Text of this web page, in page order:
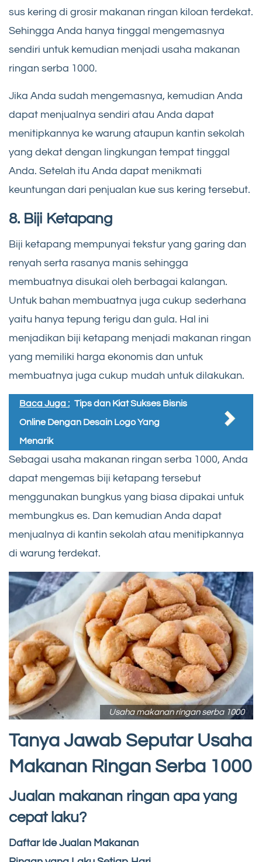
sus kering di grosir makanan ringan kiloan terdekat.
Sehingga Anda hanya tinggal mengemasnya
sendiri untuk kemudian menjadi usaha makanan
ringan serba 1000.
Jika Anda sudah mengemasnya, kemudian Anda
dapat menjualnya sendiri atau Anda dapat
menitipkannya ke warung ataupun kantin sekolah
yang dekat dengan lingkungan tempat tinggal
Anda. Setelah itu Anda dapat menikmati
keuntungan dari penjualan kue sus kering tersebut.
8. Biji Ketapang
Biji ketapang mempunyai tekstur yang garing dan
renyah serta rasanya manis sehingga
membuatnya disukai oleh berbagai kalangan.
Untuk bahan membuatnya juga cukup sederhana
yaitu hanya tepung terigu dan gula. Hal ini
menjadikan biji ketapang menjadi makanan ringan
yang memiliki harga ekonomis dan untuk
membuatnya juga cukup mudah untuk dilakukan.
Baca Juga : Tips dan Kiat Sukses Bisnis
Online Dengan Desain Logo Yang
Menarik
Sebagai usaha makanan ringan serba 1000, Anda
dapat mengemas biji ketapang tersebut
menggunakan bungkus yang biasa dipakai untuk
membungkus es. Dan kemudian Anda dapat
menjualnya di kantin sekolah atau menitipkannya
di warung terdekat.
Usaha makanan ringan serba 1000
Tanya Jawab Seputar Usaha
Makanan Ringan Serba 1000
Jualan makanan ringan apa yang
cepat laku?
Daftar Ide Jualan Makanan